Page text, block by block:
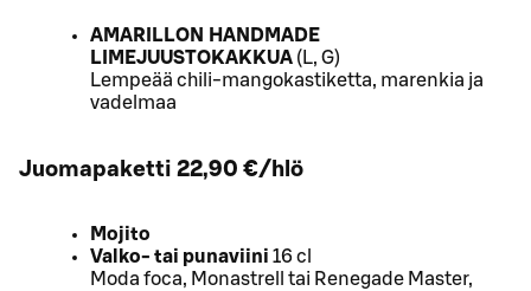
AMARILLON HANDMADE
LIMEJUUSTOKAKKUA (L, G)
Lempeää chili-mangokastiketta, marenkia ja
vadelmaa
Juomapaketti 22,90 €/hlö
Mojito
Valko- tai punaviini 16 cl
Moda foca, Monastrell tai Renegade Master,